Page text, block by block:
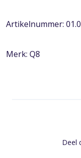
Artikelnummer:
Merk: Q8
Deel